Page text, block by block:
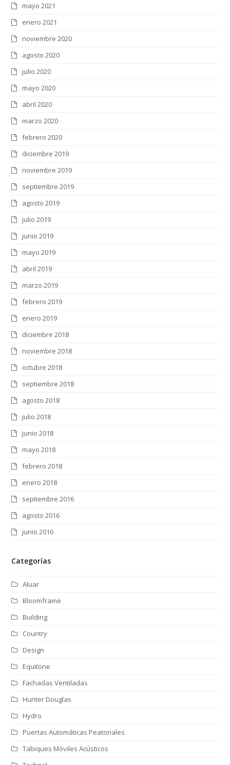
mayo 2021
enero 2021
noviembre 2020
agosto 2020
julio 2020
mayo 2020
abril 2020
marzo 2020
febrero 2020
diciembre 2019
noviembre 2019
septiembre 2019
agosto 2019
julio 2019
junio 2019
mayo 2019
abril 2019
marzo 2019
febrero 2019
enero 2019
diciembre 2018
noviembre 2018
octubre 2018
septiembre 2018
agosto 2018
julio 2018
junio 2018
mayo 2018
febrero 2018
enero 2018
septiembre 2016
agosto 2016
junio 2016
Categorías
Aluar
Bloomframe
Building
Country
Design
Equitone
Fachadas Ventiladas
Hunter Douglas
Hydro
Puertas Automáticas Peatonales
Tabiques Móviles Acústicos